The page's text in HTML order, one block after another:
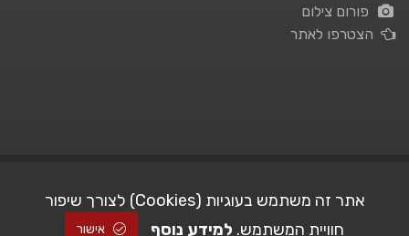
פורום צילום
הצטרפו לאתר
© All Rights Reserved | STUDIO101| Picshare.co.il - כל הזכויות שמורות
אתר זה משתמש בעוגיות (Cookies) לצורך שיפור
חוויית המשתמש. למידע נוסף